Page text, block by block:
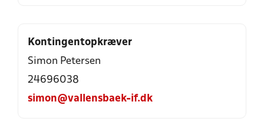
Kontingentopkræver
Simon Petersen
24696038
simon@vallensbaek-if.dk